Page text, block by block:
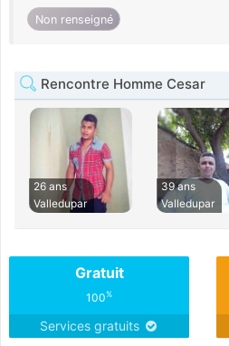
Non renseigné
Rencontre Homme Cesar
26 ans
Valledupar
39 ans
Valledupar
Gratuit
100%
Services gratuits